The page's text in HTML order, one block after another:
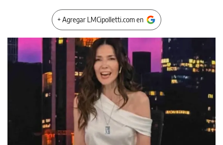
+ Agregar LMCipolletti.com en